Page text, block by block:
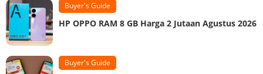
Buyer's Guide
HP OPPO RAM 8 GB Harga 2 Jutaan Agustus 2026
Buyer's Guide